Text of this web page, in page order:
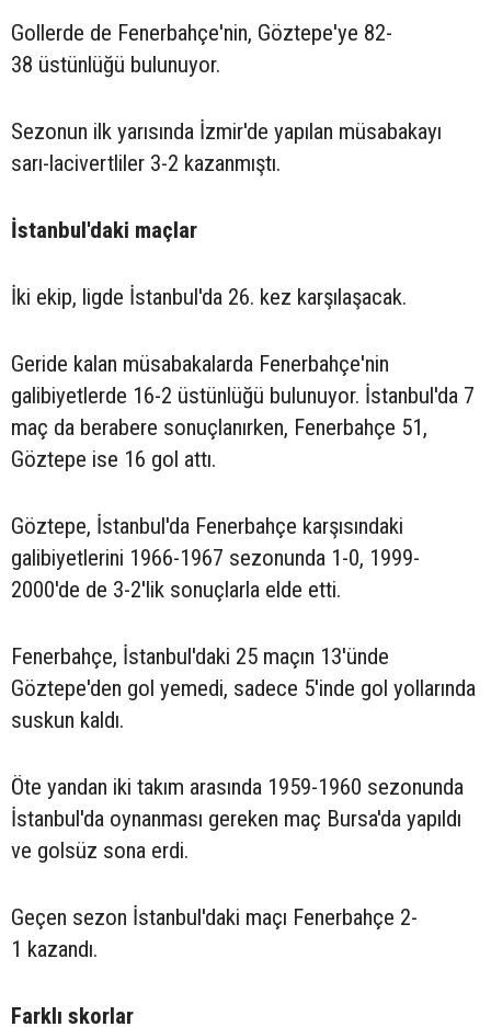
Gollerde de Fenerbahçe'nin, Göztepe'ye 82-
38 üstünlüğü bulunuyor.
Sezonun ilk yarısında İzmir'de yapılan müsabakayı
sarı-lacivertliler 3-2 kazanmıştı.
İstanbul'daki maçlar
İki ekip, ligde İstanbul'da 26. kez karşılaşacak.
Geride kalan müsabakalarda Fenerbahçe'nin
galibiyetlerde 16-2 üstünlüğü bulunuyor. İstanbul'da 7
maç da berabere sonuçlanırken, Fenerbahçe 51,
Göztepe ise 16 gol attı.
Göztepe, İstanbul'da Fenerbahçe karşısındaki
galibiyetlerini 1966-1967 sezonunda 1-0, 1999-
2000'de de 3-2'lik sonuçlarla elde etti.
Fenerbahçe, İstanbul'daki 25 maçın 13'ünde
Göztepe'den gol yemedi, sadece 5'inde gol yollarında
suskun kaldı.
Öte yandan iki takım arasında 1959-1960 sezonunda
İstanbul'da oynanması gereken maç Bursa'da yapıldı
ve golsüz sona erdi.
Geçen sezon İstanbul'daki maçı Fenerbahçe 2-
1 kazandı.
Farklı skorlar